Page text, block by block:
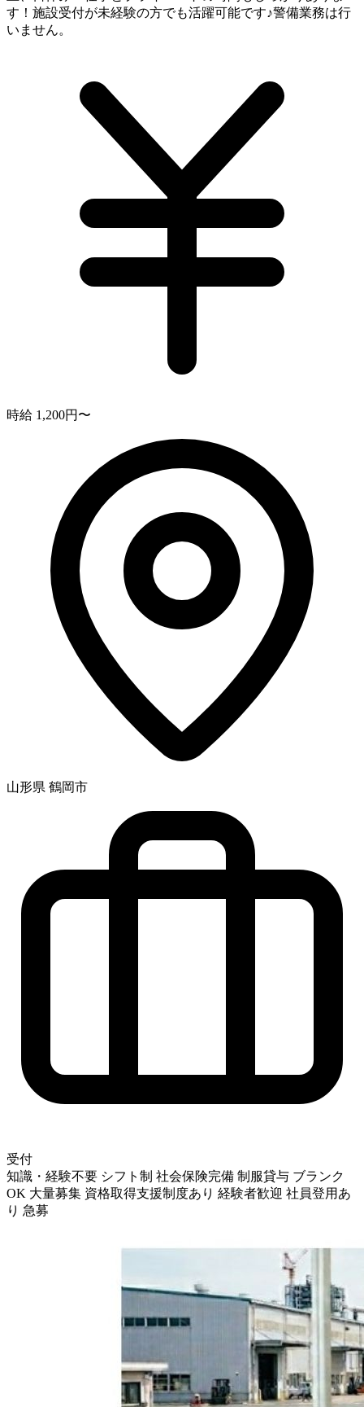
す！施設受付が未経験の方でも活躍可能です♪警備業務は行
いません。
時給 1,200円〜
山形県 鶴岡市
受付
知識・経験不要 シフト制 社会保険完備 制服貸与 ブランク
OK 大量募集 資格取得支援制度あり 経験者歓迎 社員登用あ
り 急募